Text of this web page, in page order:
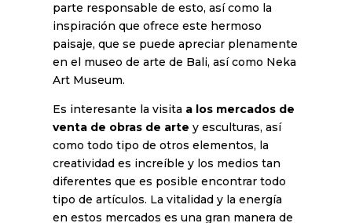
parte responsable de esto, así como la
inspiración que ofrece este hermoso
paisaje, que se puede apreciar plenamente
en el museo de arte de Bali, así como Neka
Art Museum.
Es interesante la visita a los mercados de
venta de obras de arte y esculturas, así
como todo tipo de otros elementos, la
creatividad es increíble y los medios tan
diferentes que es posible encontrar todo
tipo de artículos. La vitalidad y la energía
en estos mercados es una gran manera de